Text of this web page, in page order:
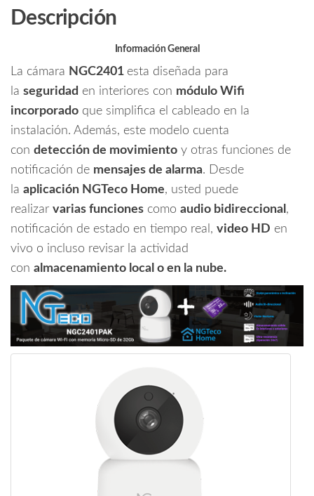
1080P
Micro
SDHC/
Linea
Purple/
Clase
10
cantidad
o
Descripción
Información General
La cámara NGC2401 esta diseñada para
la seguridad en interiores con módulo Wifi
incorporado que simplifica el cableado en la
instalación. Además, este modelo cuenta
con detección de movimiento y otras funciones de
notificación de mensajes de alarma. Desde
la aplicación NGTeco Home, usted puede
realizar varias funciones como audio bidireccional ,
notificación de estado en tiempo real, video HD en
vivo o incluso revisar la actividad
con almacenamiento local o en la nube.